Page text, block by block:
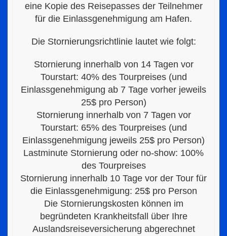
eine Kopie des Reisepasses der Teilnehmer
für die Einlassgenehmigung am Hafen.
Die Stornierungsrichtlinie lautet wie folgt:
Stornierung innerhalb von 14 Tagen vor
Tourstart: 40% des Tourpreises (und
Einlassgenehmigung ab 7 Tage vorher jeweils
25$ pro Person)
Stornierung innerhalb von 7 Tagen vor
Tourstart: 65% des Tourpreises (und
Einlassgenehmigung jeweils 25$ pro Person)
Lastminute Stornierung oder no-show: 100%
des Tourpreises
Stornierung innerhalb 10 Tage vor der Tour für
die Einlassgenehmigung: 25$ pro Person
Die Stornierungskosten können im
begründeten Krankheitsfall über Ihre
Auslandsreiseversicherung abgerechnet